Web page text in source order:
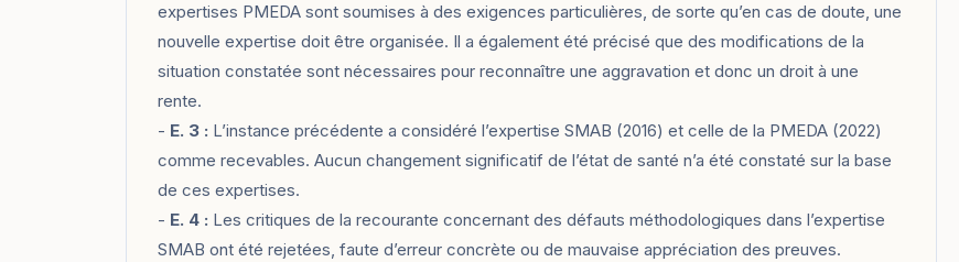
expertises PMEDA sont soumises à des exigences particulières, de sorte qu’en cas de doute, une
nouvelle expertise doit être organisée. Il a également été précisé que des modifications de la
situation constatée sont nécessaires pour reconnaître une aggravation et donc un droit à une
rente.
- E. 3 : L’instance précédente a considéré l’expertise SMAB (2016) et celle de la PMEDA (2022)
comme recevables. Aucun changement significatif de l’état de santé n’a été constaté sur la base
de ces expertises.
- E. 4 : Les critiques de la recourante concernant des défauts méthodologiques dans l’expertise
SMAB ont été rejetées, faute d’erreur concrète ou de mauvaise appréciation des preuves.